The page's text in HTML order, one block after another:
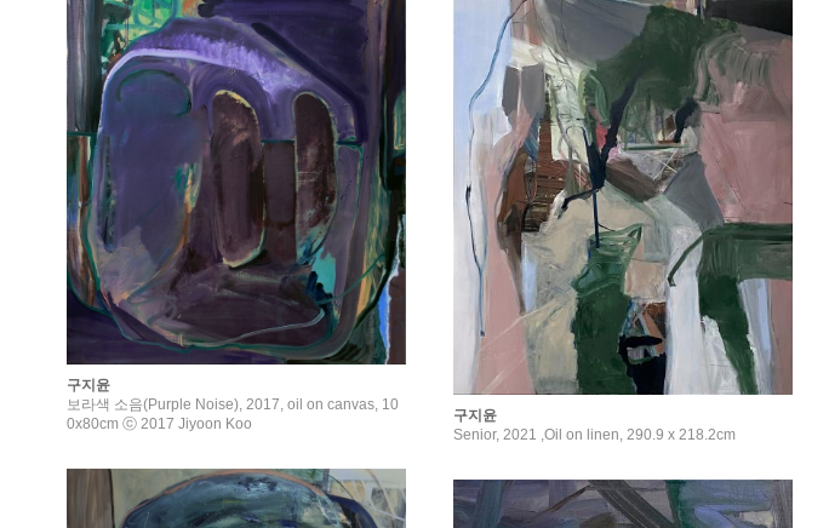
구지윤
보라색 소음(Purple Noise), 2017, oil on canvas, 10
0x80cm ⓒ 2017 Jiyoon Koo
구지윤
Senior, 2021 ,Oil on linen, 290.9 x 218.2cm